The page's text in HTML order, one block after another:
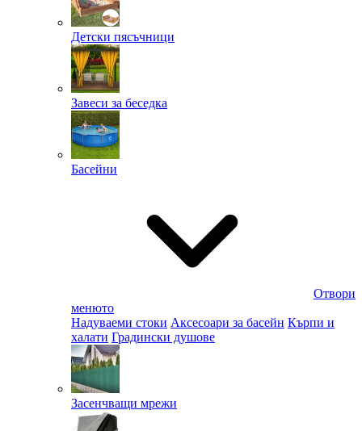
Детски пясъчници
Завеси за беседка
Басейни
Отвори
менюто
Надуваеми стоки Аксесоари за басейн Кърпи и
халати Градински душове
Засенчващи мрежи